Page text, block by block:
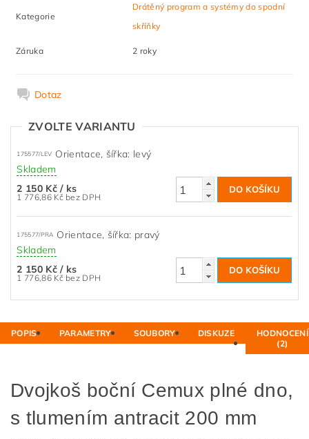
Kategorie
Drátěný program a systémy do spodní
skříňky
Záruka 2 roky
Dotaz
ZVOLTE VARIANTU
175577/LEV Orientace, šířka: levý
Skladem
2 150 Kč/ ks
1 776,86 Kč bez DPH
175577/PRA Orientace, šířka: pravý
Skladem
2 150 Kč/ ks
1 776,86 Kč bez DPH
POPIS PARAMETRY SOUBORY DISKUZE
HODNOCENÍ
(2)
Dvojkoš boční Cemux plné dno,
s tlumením antracit 200 mm